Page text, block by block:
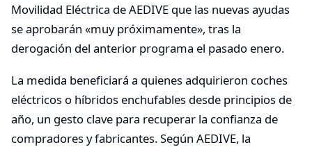
Movilidad Eléctrica de AEDIVE que las nuevas ayudas
se aprobarán «muy próximamente», tras la
derogación del anterior programa el pasado enero.
La medida beneficiará a quienes adquirieron coches
eléctricos o híbridos enchufables desde principios de
año, un gesto clave para recuperar la confianza de
compradores y fabricantes. Según AEDIVE, la